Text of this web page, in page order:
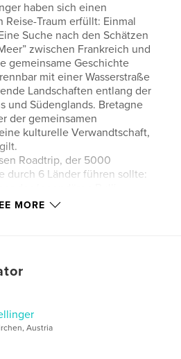
haben sich einen
Traum erfüllt: Einmal
Suche nach den Schätzen
zwischen Frankreich und
gemeinsame Geschichte
mit einer Wasserstraße
Landschaften entlang der
und Südenglands. Bretagne
der gemeinsamen
kulturelle Verwandtschaft,
Roadtrip, der 5000
durch 6 Länder führen sollte:
das Lebensfreude und
MORE
Austria